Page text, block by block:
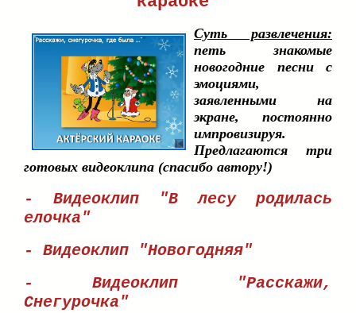
Суть развлечения:
петь знакомые
новогодние песни с
эмоциями,
заявленными на
экране, постоянно
импровизируя.
Предлагаются три
готовых видеоклипа (спасибо автору!)
- Видеоклип "В лесу родилась
елочка"
- Видеоклип "Новогодняя"
- Видеоклип "Расскажи,
Снегурочка"